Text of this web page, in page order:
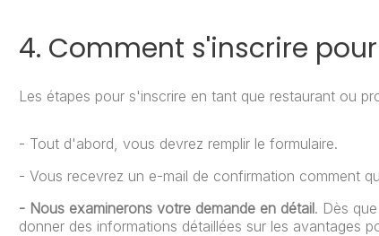
4. Comment s'inscrire
Les étapes pour s'inscrire en tant que restaurant ou
- Tout d'abord, vous devrez remplir le formulaire.
- Vous recevrez un e-mail de confirmation comment
- Nous examinerons votre demande en détail. Dès
donner des informations détaillées sur les avantages